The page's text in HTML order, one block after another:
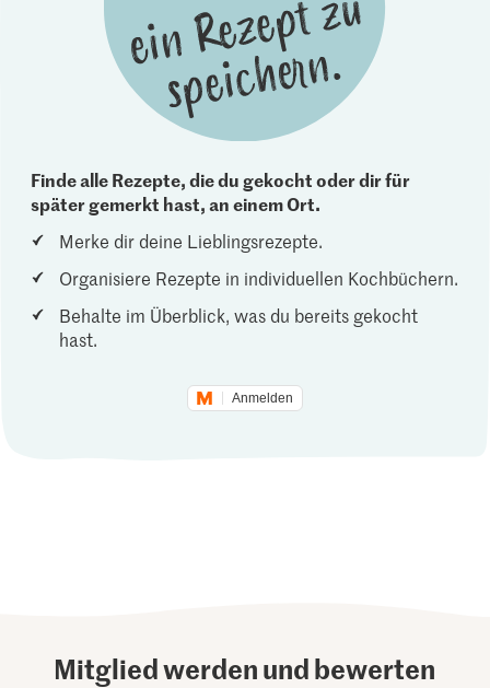
Finde alle Rezepte, die du gekocht oder dir für
später gemerkt hast, an einem Ort.
Merke dir deine Lieblingsrezepte.
Organisiere Rezepte in individuellen Kochbüchern.
Behalte im Überblick, was du bereits gekocht
hast.
Anmelden
Mitglied werden und bewerten